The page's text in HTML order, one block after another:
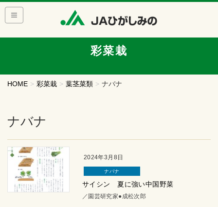
彩菜栽
HOME 彩菜栽 葉茎菜類 ナバナ
ナバナ
2024年3月8日
ナバナ
サイシン 夏に強い中国野菜
／園芸研究家●成松次郎